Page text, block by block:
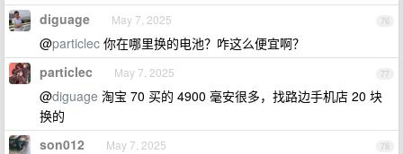
76
diguage May 7, 2025
@particlec 你在哪里换的电池？咋这么便宜啊？
77
particlec May 7, 2025
@diguage 淘宝 70 买的 4900 毫安很多，找路边手机店 20 块
换的
78
son012 May 7, 2025